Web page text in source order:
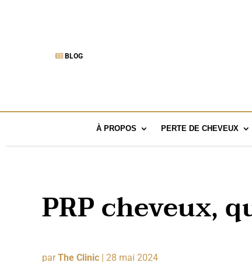
BLOG
À PROPOS PERTE DE CHEVEUX
PRP cheveux,
parThe Clinic 28 mai 2024